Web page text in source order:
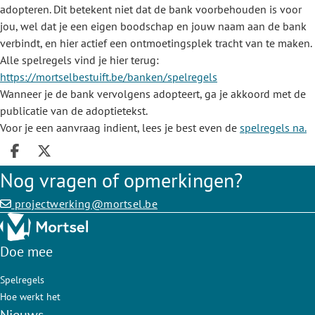
adopteren. Dit betekent niet dat de bank voorbehouden is voor
jou, wel dat je een eigen boodschap en jouw naam aan de bank
verbindt, en hier actief een ontmoetingsplek tracht van te maken.
Alle spelregels vind je hier terug:
https://mortselbestuift.be/banken/spelregels
Wanneer je de bank vervolgens adopteert, ga je akkoord met de
publicatie van de adoptietekst.
Voor je een aanvraag indient, lees je best even de spelregels na.
Deel op facebook
Deel op X
Nog vragen of opmerkingen?
projectwerking@mortsel.be
Doe mee
Spelregels
Hoe werkt het